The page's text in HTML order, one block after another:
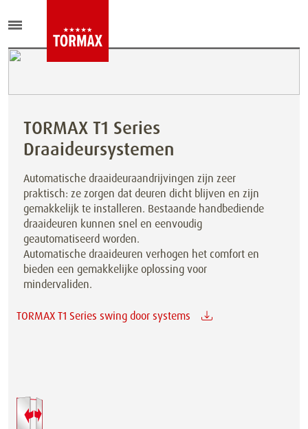
TORMAX T1 Series
Draaideursystemen
Automatische draaideuraandrijvingen zijn zeer
praktisch: ze zorgen dat deuren dicht blijven en zijn
gemakkelijk te installeren. Bestaande handbediende
draaideuren kunnen snel en eenvoudig
geautomatiseerd worden.
Automatische draaideuren verhogen het comfort en
bieden een gemakkelijke oplossing voor
mindervaliden.
TORMAX T1 Series swing door systems